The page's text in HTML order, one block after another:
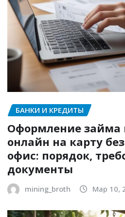
БАНКИ И КРЕДИТЫ
Оформление займа
онлайн на карту
офис: порядок,
документы
mining_broth Мар 10,